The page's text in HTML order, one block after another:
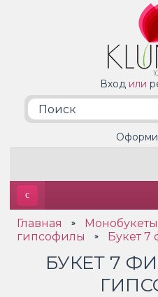
Вход или
Главная » Монобукеты
гипсофилы
» Букет 7
БУКЕТ 7